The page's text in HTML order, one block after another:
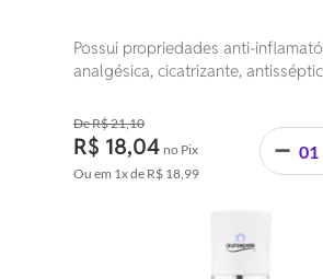
Possui propriedades anti-
analgésica, cicatrizante,
cardiotônica e colagoga.
R$ 21,10
R$ 18,04 no Pix
Ou em 1xde R$ 18,99